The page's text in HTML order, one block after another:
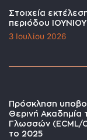
Στοιχεία
περιόδου
3 Ιουλίου 2026
Πρόσκληση
Θερινή
Γλωσσών (ECML/
το 2025